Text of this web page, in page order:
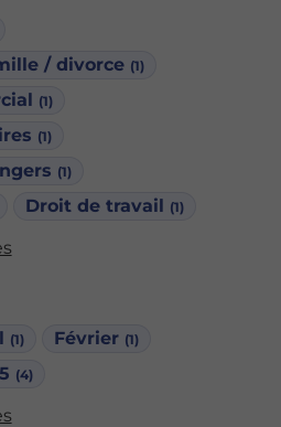
/ divorce (1)
(1)
(1)
(1)
Droit de travail (1)
(1) Février (1)
(4)